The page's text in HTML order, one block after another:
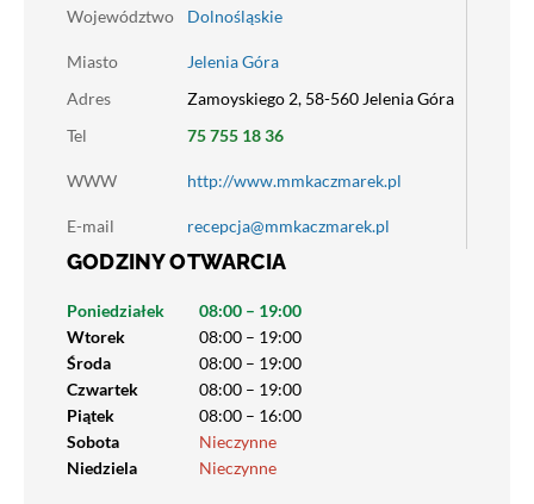
Województwo Dolnośląskie
Miasto
Jelenia Góra
Adres
Zamoyskiego 2, 58-560 Jelenia Góra
Tel
75 755 18 36
WWW http://www.mmkaczmarek.pl
E-mail recepcja@mmkaczmarek.pl
GODZINY OTWARCIA
Poniedziałek
08:00 – 19:00
Wtorek
08:00 – 19:00
Środa
08:00 – 19:00
Czwartek
08:00 – 19:00
Piątek
08:00 – 16:00
Sobota
Nieczynne
Niedziela
Nieczynne